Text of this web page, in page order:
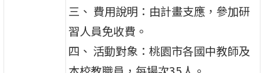
三、 費用說明：由計畫支應，參加研
習人員免收費。
四、 活動對象：桃園市各國中教師及